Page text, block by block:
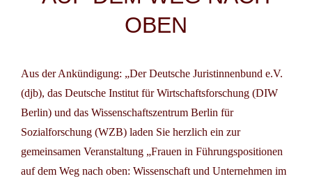
OBEN
Aus der Ankündigung: „Der Deutsche Juristinnenbund e.V.
(djb), das Deutsche Institut für Wirtschaftsforschung (DIW
Berlin) und das Wissenschaftszentrum Berlin für
Sozialforschung (WZB) laden Sie herzlich ein zur
gemeinsamen Veranstaltung „Frauen in Führungspositionen
auf dem Weg nach oben: Wissenschaft und Unternehmen im